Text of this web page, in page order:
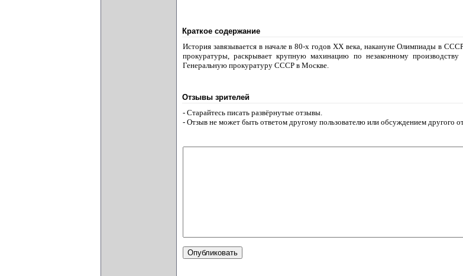
Краткое содержание
История завязывается в начале в 80-х годов ХХ века, накануне Олимпиады в
прокуратуры, раскрывает крупную махинацию по незаконному
Генеральную прокуратуру СССР в Москве.
Отзывы зрителей
- Старайтесь писать развёрнутые отзывы.
- Отзыв не может быть ответом другому пользователю или обсуждением другого